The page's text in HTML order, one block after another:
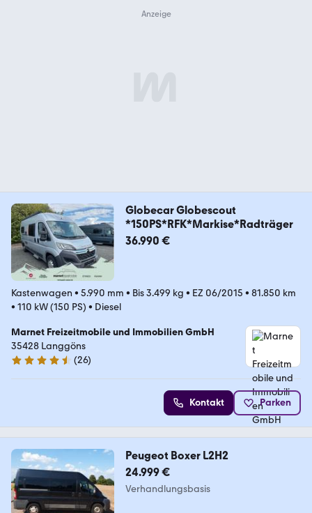
Globecar Globescout
*150PS*RFK*Markise*Radträger
36.990 €
Kastenwagen • 5.990 mm • Bis 3.499 kg • EZ 06/2015 • 81.850 km
• 110 kW (150 PS) • Diesel
Marnet Freizeitmobile und Immobilien GmbH
35428 Langgöns
4.6 Sterne
(26)
Kontakt Parken
Peugeot Boxer L2H2
24.999 €
Verhandlungsbasis